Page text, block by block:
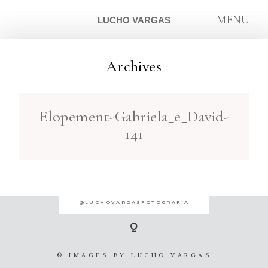
LUCHO VARGAS MENU
Archives
Elopement-Gabriela_e_David-
141
SOBRE
@LUCHOVARGASFOTOGRAFIA
© IMAGES BY LUCHO VARGAS